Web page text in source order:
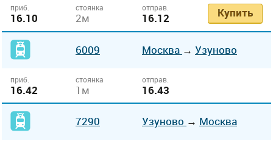
приб.
16.10
стоянка
2м
отправ.
16.12 Купить
6009 Москва → Узуново
приб.
16.42
стоянка
1м
отправ.
16.43
7290 Узуново → Москва